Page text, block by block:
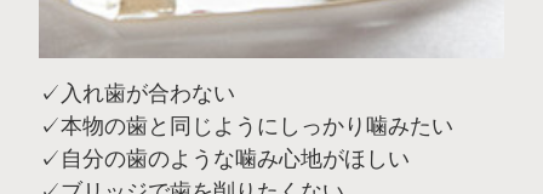
✓入れ歯が合わない
✓本物の歯と同じようにしっかり噛みたい
✓自分の歯のような噛み心地がほしい